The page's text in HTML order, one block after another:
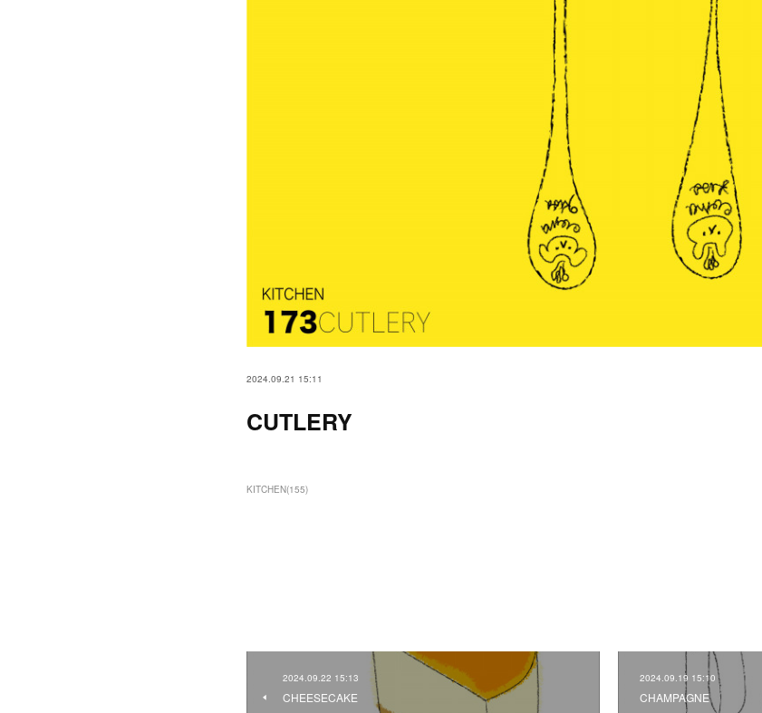
2024.09.21 15:11
CUTLERY
KITCHEN(155)
2024.09.22 15:13
CHEESECAKE
2024.09.19 15:10
CHAMPAGNE